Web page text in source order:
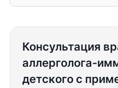
Консультация
аллерголога-
детского с